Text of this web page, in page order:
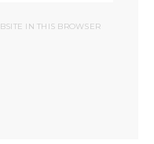
IN THIS BROWSER